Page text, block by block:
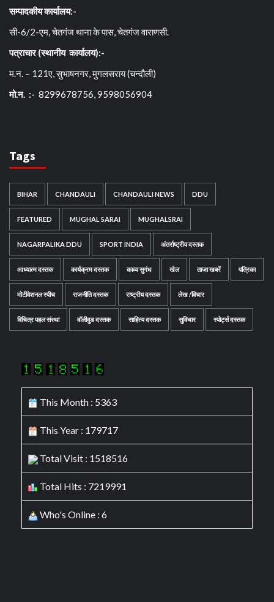
सम्पादकीय कार्यालय:-
सी-6/2-एम, चेतगंज थाना के पास, चेतगंज वाराणसी.
पत्राचार (स्थानीय कार्यालय):-
म.न. – 121ए, सुभाषनगर, मुगलसराय (चन्दौली)
मो.न. :- 8299678756, 9598056904
Tags
BIHAR CHANDAULI CHANDAULI NEWS DDU
FEATURED MUGHAL SARAI MUGHALSRAI
NAGARPALIKA DDU SPORT INDIA अंतर्राष्ट्रीय दस्तक
आध्यात्म दस्तक कार्यक्रम दस्तक काव्य सुगंध खेल ताजा खबरें पत्रिका
मोटीवेशनल स्पीच राजनीति दस्तक राष्ट्रीय दस्तक लेख /विचार
विचित्र पहल संस्था वॉलीवुड दस्तक साहित्य दस्तक सुविचार स्पोर्ट्स दस्तक
This Month : 5363
This Year : 179717
Total Visit : 1518516
Total Hits : 7219991
Who's Online : 6